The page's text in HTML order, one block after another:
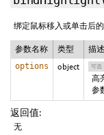
绑定鼠标移入或单击后
参数名称 类型 描
options object 可选
高
参
返回值:
无